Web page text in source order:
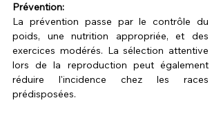
Prévention:
La prévention passe par le contrôle du
poids, une nutrition appropriée, et des
exercices modérés. La sélection attentive
lors de la reproduction peut également
réduire l'incidence chez les races
prédisposées.